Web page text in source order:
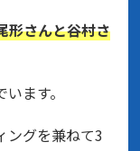
形さんと谷村さ
ます。
ングを兼ねて3